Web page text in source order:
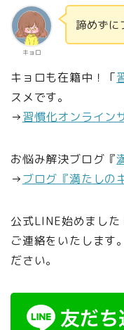
キョロ
諦めずに
キョロも在籍中！「
スメです。
→習慣化オンライン
お悩み解決ブログ『
→ブログ『満たしの
公式LINE始めまし
ご連絡をいたします
ださい。